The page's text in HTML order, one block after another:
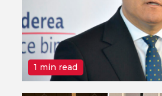
1 min read